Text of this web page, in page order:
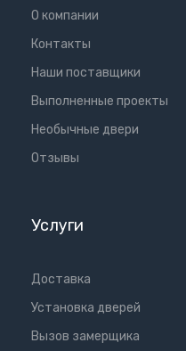
О компании
Контакты
Наши поставщики
Выполненные проекты
Необычные двери
Отзывы
Услуги
Доставка
Установка дверей
Вызов замерщика